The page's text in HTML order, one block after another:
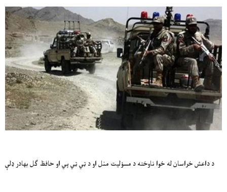
د داعش خراسان له خوا ناوخته د مسؤلیت منل او د ټي ټي پي او حافظ ګل بهادر ډلې